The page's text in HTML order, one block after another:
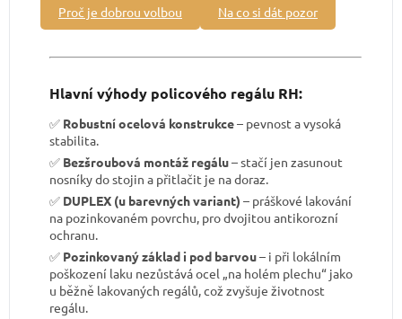
Proč je dobrou volbou Na co si dát pozor
Hlavní výhody policového regálu RH:
✅ Robustní ocelová konstrukce– pevnost a vysoká
stabilita.
✅ Bezšroubová montáž regálu– stačí jen zasunout
nosníky do stojin a přitlačit je na doraz.
✅ DUPLEX (u barevných variant) – práškové lakování
na pozinkovaném povrchu, pro dvojitou antikorozní
ochranu.
✅ Pozinkovaný základ i pod barvou– i při lokálním
poškození laku nezůstává ocel „na holém plechu“ jako
u běžně lakovaných regálů, což zvyšuje životnost
regálu.